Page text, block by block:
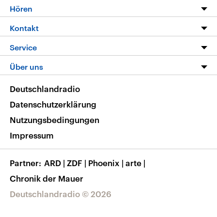
Programm
Die Nachrichten
Nachrichtenleicht
Neue Beiträge auf dlf.de
Hören
Livestream
Podcasts
Deutschlandfunk App
Nachrichten App
Frequenzen
Kontakt
Hörerservice
Service
FAQ
Veranstaltungen
Musikliste
RSS
Über uns
Barrierefreiheit
Deutschlandradio © 2026
Deutschlandradio
Datenschutzerklärung
Nutzungsbedingungen
Impressum
Partner ARD | ZDF | Phoenix | arte |
Chronik der Mauer